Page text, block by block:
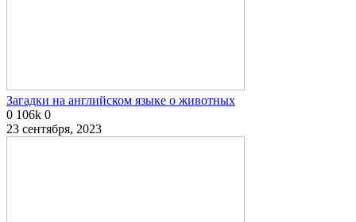
Загадки на английском языке о животных
0 106k 0
23 сентября, 2023